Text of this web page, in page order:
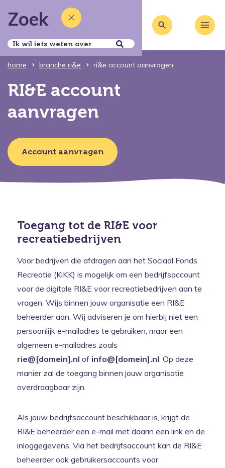
Zoek
home branche ri&e ri&e account aanvragen
RI&E account
aanvragen
Account aanvragen
Toegang tot de RI&E voor
recreatiebedrijven
Voor bedrijven die afdragen aan het Sociaal Fonds
Recreatie (KiKK) is mogelijk om een bedrijfsaccount
voor de digitale RI&E voor recreatiebedrijven aan te
vragen. Wijs binnen jouw organisatie een RI&E
beheerder aan. Wij adviseren je om hierbij niet een
persoonlijk e-mailadres te gebruiken, maar een
algemeen e-mailadres zoals
rie@[domein].nl of info@[domein].nl. Op deze
manier zal de toegang binnen jouw organisatie
overdraagbaar zijn.
Als jouw bedrijfsaccount beschikbaar is, krijgt de
RI&E beheerder een e-mail met daarin een link en de
inloggegevens. Via het bedrijfsaccount kan de RI&E
beheerder ook gebruikersaccounts voor